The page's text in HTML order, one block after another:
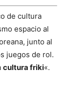
de cultura
espacio al
junto al
juegos de rol.
cultura friki«.